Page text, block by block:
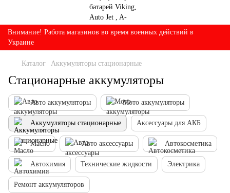
Внимание! Работа магазинов во время военных действий в
Украине
Каталог Аккумуляторы стационарные
Стационарные аккумуляторы
Авто аккумуляторы Мото аккумуляторы
Аккумуляторы стационарные Аксессуары для АКБ
Масло Авто аксессуары Автокосметика
Автохимия Технические жидкости Электрика
Ремонт аккумуляторов